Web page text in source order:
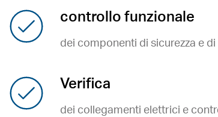
controllo funzionale
dei componenti di sicurezza e
Verifica
dei collegamenti elettrici e